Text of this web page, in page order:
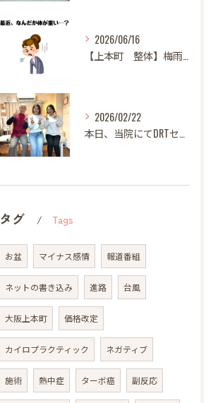
2026/06/16
【上本町 整体】梅雨になると体調が悪くなる方へ
2026/02/22
本日、当院にてDRTセミナーを開催いたしました。
タグ Tags
お盆 マイナス感情 報道番組
ネットの書き込み 進路 台風
大阪上本町 価格改定
カイロプラクティック ネガティブ
施術 熱中症 ターボ癌 副反応